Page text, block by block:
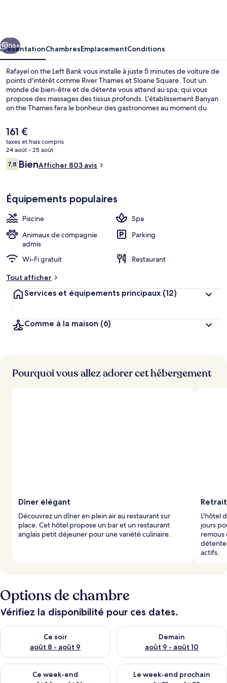
Bank
Suivant
116+
PrésentationChambresEmplacementConditions
Rafayel on the Left Bank vous installe à juste 5 minutes de voiture de
points d'intérêt comme River Thames et Sloane Square. Tout un
monde de bien-être et de détente vous attend au spa, qui vous
propose des massages des tissus profonds. L'établissement Banyan
on the Thames fera le bonheur des gastronomes au moment du
outre un bar / salon, une salle de fitness et un bain à remous. Les
autres voyageurs adorent le personnel attentionné.
Le
prix
actuel
est
de
161 €
taxes et frais compris
24 août - 25 août
Avis
voyageurs
7,87,8 sur 10
BienAfficher 803 avis
Équipements populaires
Piscine
Spa
Animaux de compagnie
admis
Parking
Wi-Fi gratuit
Restaurant
Tout afficher
Services et équipements principaux (12)
Comme à la maison (6)
Pourquoi vous allez adorer cet hébergement
Dîner élégant
Découvrez un dîner en plein air au restaurant sur
place. Cet hôtel propose un bar et un restaurant
anglais petit déjeuner pour une variété culinaire.
L'hôtel
jours
remous
actifs.
Options de chambre
Vérifiez la disponibilité pour ces dates.
Ce soir
août 8 - août 9
Vérifier la disponibilité pour ce soir août 8 - août 9
Demain
août 9 - août 10
Vérifier la disponibilité pour
Ce week-end
Vérifier la disponibilité pour ce week-end août 14 - août 16
Le week-end prochain
Vérifier la disponibilité pour